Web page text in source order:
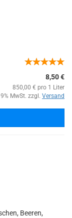
8,50 €
850,00 € pro 1 Liter
MwSt. zzgl. Versand
Beeren,